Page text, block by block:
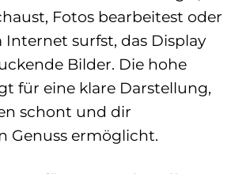
Fotos bearbeitest oder
surfst, das Display
Bilder. Die hohe
für eine klare Darstellung,
schont und dir
Genuss ermöglicht.